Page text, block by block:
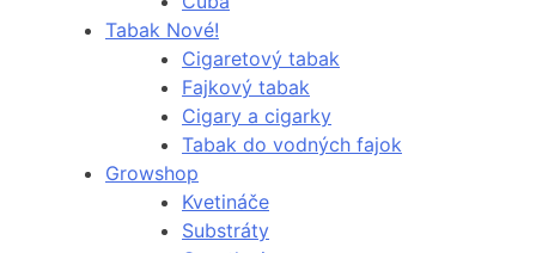
Tabak Nové!
Cigaretový tabak
Fajkový tabak
Cigary a cigarky
Tabak do vodných fajok
Growshop
Kvetináče
Substráty